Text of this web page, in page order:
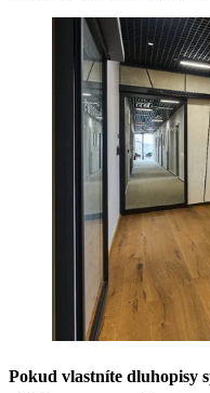
Pokud vlastníte dluhopisy